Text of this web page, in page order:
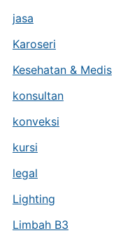
jasa
Karoseri
Kesehatan & Medis
konsultan
konveksi
kursi
legal
Lighting
Limbah B3